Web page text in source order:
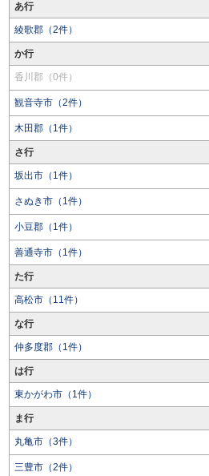
あ行
綾歌郡（2件）
か行
香川郡（0件）
観音寺市（2件）
木田郡（1件）
さ行
坂出市（1件）
さぬき市（1件）
小豆郡（1件）
善通寺市（1件）
た行
高松市（11件）
な行
仲多度郡（1件）
は行
東かがわ市（1件）
ま行
丸亀市（3件）
三豊市（2件）